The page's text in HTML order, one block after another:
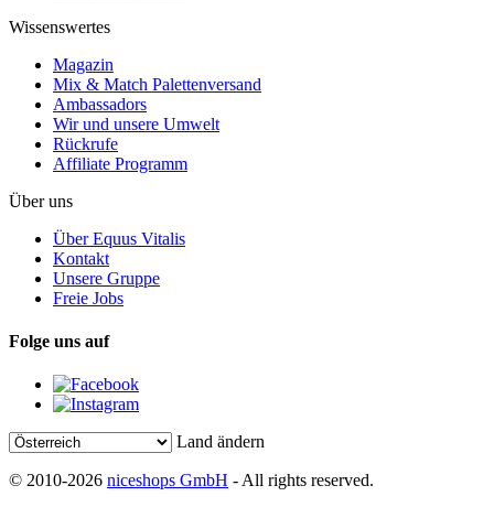
Wissenswertes
Magazin
Mix & Match Palettenversand
Ambassadors
Wir und unsere Umwelt
Rückrufe
Affiliate Programm
Über uns
Über Equus Vitalis
Kontakt
Unsere Gruppe
Freie Jobs
Folge uns auf
Land ändern
© 2010-2026 niceshops GmbH - All rights reserved.